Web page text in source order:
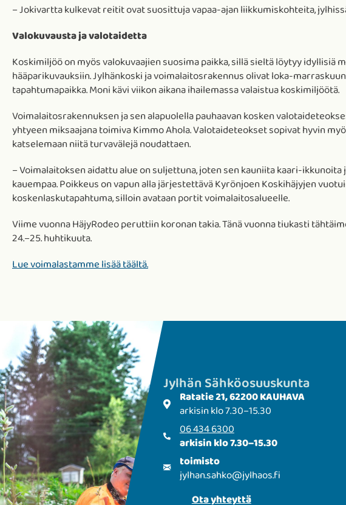
– Jokivartta kulkevat reitit ovat suosittuja vapaa-ajan liikkumiskohteita,
Valokuvausta ja valotaidetta
Koskimiljöö on myös valokuvaajien suosima paikka, sillä sieltä löytyy idyllisiä
hääparikuvauksiin. Jylhänkoski ja voimalaitosrakennus olivat loka-
tapahtumapaikka. Moni kävi viikon aikana ihailemassa valaistua koskimiljöötä.
Voimalaitosrakennuksen ja sen alapuolella pauhaavan kosken
yhtyeen miksaajana toimiva Kimmo Ahola. Valotaideteokset sopivat hyvin
katselemaan niitä turvavälejä noudattaen.
– Voimalaitoksen aidattu alue on suljettuna, joten sen kauniita kaari-ikkunoita
kauempaa. Poikkeus on vapun alla järjestettävä Kyrönjoen Koskihäjyjen
koskenlaskutapahtuma, silloin avataan portit voimalaitosalueelle.
Viime vuonna HäjyRodeo peruttiin koronan takia. Tänä vuonna tiukasti
24.–25. huhtikuuta.
Lue voimalastamme lisää täältä.
Jylhän Sähkö­­osuuskunta
Ratatie 21, 62200 KAUHAVA
arkisin klo 7.30–15.30
06 434 6300
arkisin klo 7.30–15.30
toimisto
jylhan.sahko@jylhaos.fi
Ota yhteyttä